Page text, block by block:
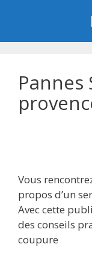
Pannes
Vous
propos d’un
Avec cette
des conseils
coupure